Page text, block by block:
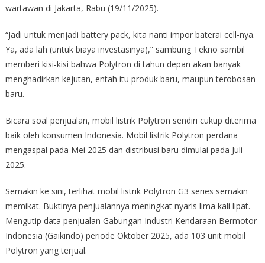
wartawan di Jakarta, Rabu (19/11/2025).
“Jadi untuk menjadi battery pack, kita nanti impor baterai cell-nya.
Ya, ada lah (untuk biaya investasinya),” sambung Tekno sambil
memberi kisi-kisi bahwa Polytron di tahun depan akan banyak
menghadirkan kejutan, entah itu produk baru, maupun terobosan
baru.
Bicara soal penjualan, mobil listrik Polytron sendiri cukup diterima
baik oleh konsumen Indonesia. Mobil listrik Polytron perdana
mengaspal pada Mei 2025 dan distribusi baru dimulai pada Juli
2025.
Semakin ke sini, terlihat mobil listrik Polytron G3 series semakin
memikat. Buktinya penjualannya meningkat nyaris lima kali lipat.
Mengutip data penjualan Gabungan Industri Kendaraan Bermotor
Indonesia (Gaikindo) periode Oktober 2025, ada 103 unit mobil
Polytron yang terjual.